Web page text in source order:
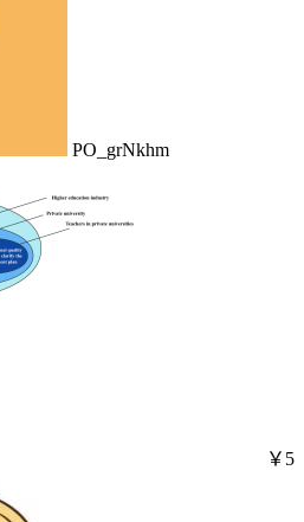
PO_grNkhm
￥5